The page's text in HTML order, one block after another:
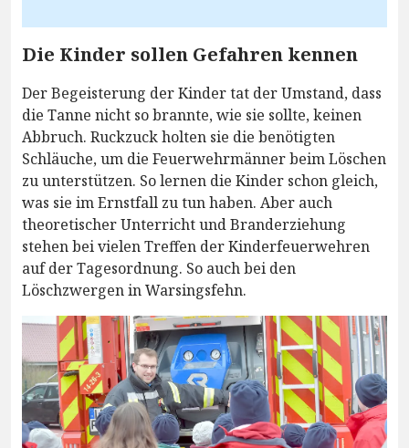
Die Kinder sollen Gefahren kennen
Der Begeisterung der Kinder tat der Umstand, dass
die Tanne nicht so brannte, wie sie sollte, keinen
Abbruch. Ruckzuck holten sie die benötigten
Schläuche, um die Feuerwehrmänner beim Löschen
zu unterstützen. So lernen die Kinder schon gleich,
was sie im Ernstfall zu tun haben. Aber auch
theoretischer Unterricht und Branderziehung
stehen bei vielen Treffen der Kinderfeuerwehren
auf der Tagesordnung. So auch bei den
Löschzwergen in Warsingsfehn.